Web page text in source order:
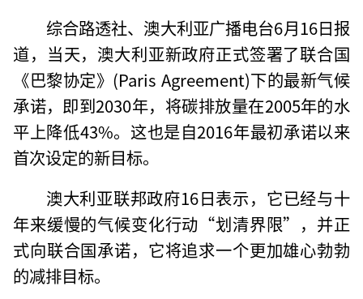
综合路透社、澳大利亚广播电台6月16日报
道，当天，澳大利亚新政府正式签署了联合国
《巴黎协定》(Paris Agreement)下的最新气候
承诺，即到2030年，将碳排放量在2005年的水
平上降低43%。这也是自2016年最初承诺以来
首次设定的新目标。
澳大利亚联邦政府16日表示，它已经与十
年来缓慢的气候变化行动“划清界限”，并正
式向联合国承诺，它将追求一个更加雄心勃勃
的减排目标。